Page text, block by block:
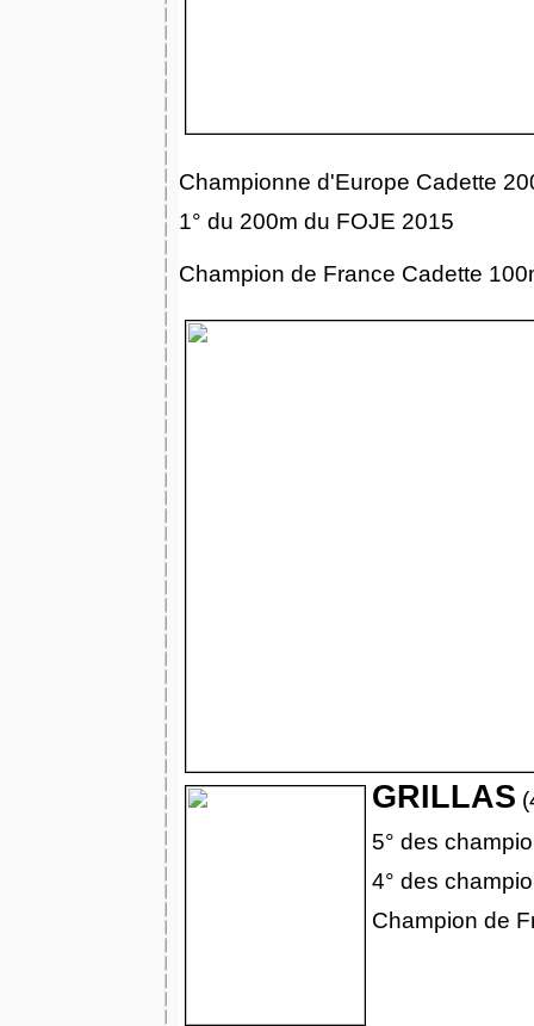
Championne d'Europe Cadette
1° du 200m du FOJE 2015
Champion de France Cadette
GRILLAS
5° des
4° des
Champion de